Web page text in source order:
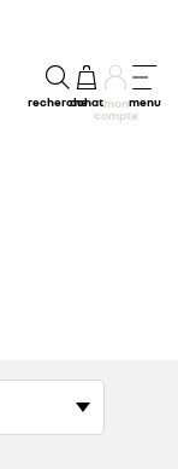
rechercheachatmon
compte
menu